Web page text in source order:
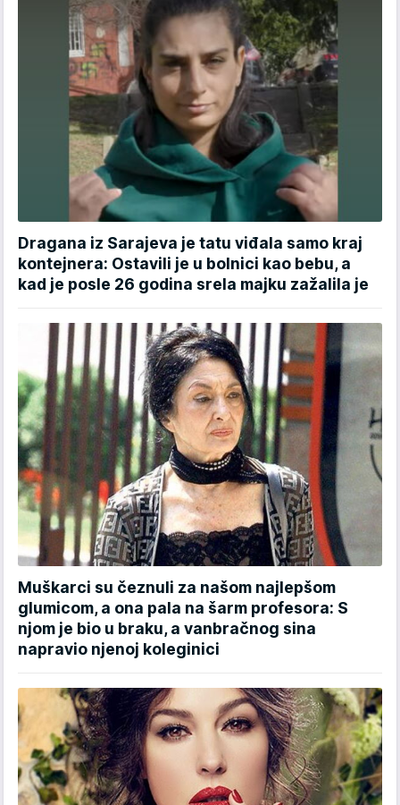
Dragana iz Sarajeva je tatu viđala samo kraj
kontejnera: Ostavili je u bolnici kao bebu, a
kad je posle 26 godina srela majku zažalila je
Muškarci su čeznuli za našom najlepšom
glumicom, a ona pala na šarm profesora: S
njom je bio u braku, a vanbračnog sina
napravio njenoj koleginici